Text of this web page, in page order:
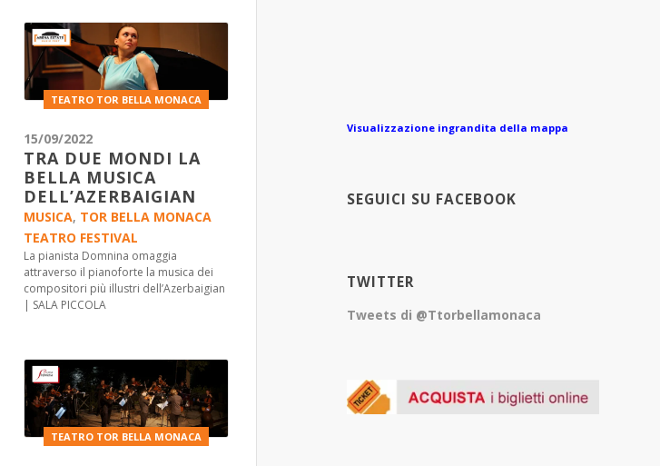
TEATRO TOR BELLA MONACA
15/09/2022
TRA DUE MONDI LA
BELLA MUSICA
DELL’AZERBAIGIAN
MUSICA, TOR BELLA MONACA
TEATRO FESTIVAL
La pianista Domnina omaggia
attraverso il pianoforte la musica dei
compositori più illustri dell’Azerbaigian
| SALA PICCOLA
TEATRO TOR BELLA MONACA
Visualizzazione ingrandita della mappa
SEGUICI SU FACEBOOK
TWITTER
Tweets di @Ttorbellamonaca